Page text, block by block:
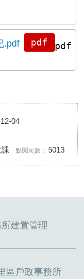
.pdf pdf
04
課 點閱次數： 5013
建置管理
區戶政事務所